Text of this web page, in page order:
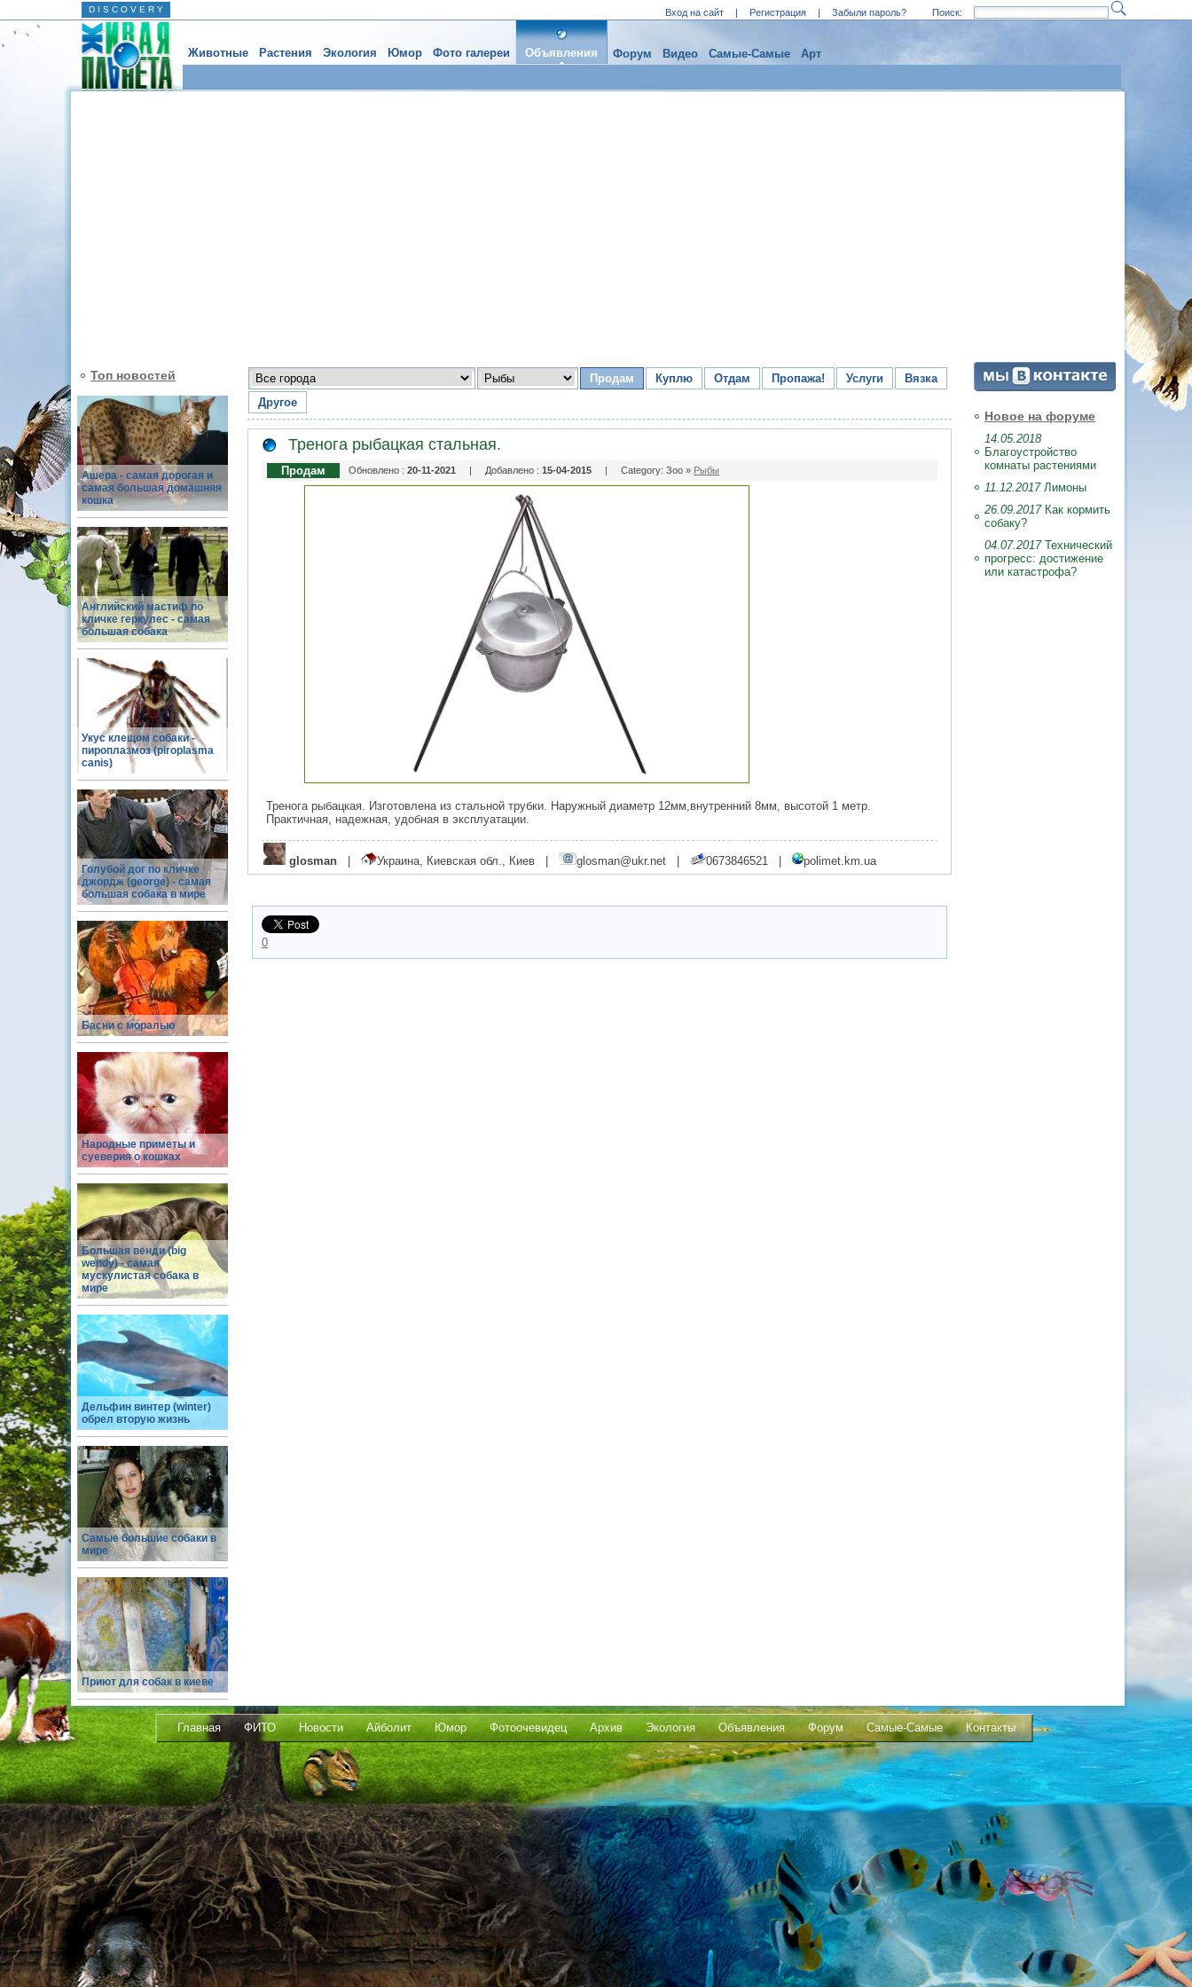
D I S C O V E R Y Вход на сайт | Регистрация | Забыли пароль? Поиск:
Животные Растения Экология Юмор Фото галереи Объявления Форум Видео Самые-Самые Арт
Топ новостей
Ашера - самая дорогая и
самая большая домашняя
кошка
Английский мастиф по
кличке геркулес - самая
большая собака
Укус клещом собаки -
пироплазмоз (piroplasma
canis)
Голубой дог по кличке
джордж (george) - самая
большая собака в мире
Басни с моралью
Народные приметы и
суеверия о кошках
Большая венди (big
wendy) - самая
мускулистая собака в
мире
Дельфин винтер (winter)
обрел вторую жизнь
Самые большие собаки в
мире
Приют для собак в киеве
Продам Куплю Отдам Пропажа! Услуги
Вязка
Другое
Тренога рыбацкая стальная.
Продам Обновлено : 20-11-2021 | Добавлено : 15-04-2015 | Category: Зоо » Рыбы
Тренога рыбацкая. Изготовлена из стальной трубки. Наружный диаметр 12мм,внутренний 8мм, высотой 1 метр.
Практичная, надежная, удобная в эксплуатации.
glosman Украина, Киевская обл., Киев | glosman@ukr.net 0673846521 | polimet.km.ua
0
Новое на форуме
14.05.2018
Благоустройство
комнаты растениями
11.12.2017 Лимоны
26.09.2017 Как кормить
собаку?
04.07.2017 Технический
прогресс: достижение
или катастрофа?
Главная ФИТО Новости Айболит Юмор Фотоочевидец Архив Экология Объявления Форум Самые-Самые Контакты